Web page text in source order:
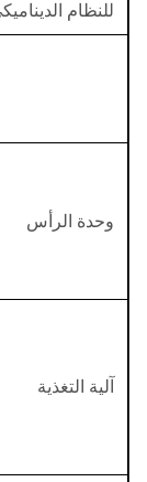
للنظام
وحدة الرأس
آلية التغذية